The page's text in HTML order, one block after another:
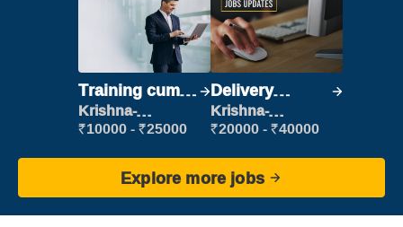
Training cum
Placement
Krishna-
vijayawada
₹10000 - ₹25000
Delivery
Executive
Krishna-
vijayawada
₹20000 - ₹40000
Explore more jobs